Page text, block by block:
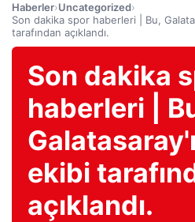
Haberler›Uncategorized›
Son dakika spor haberleri | Bu,
tarafından açıklandı.
Son dakika
haberleri |
ekibi
açıklandı.